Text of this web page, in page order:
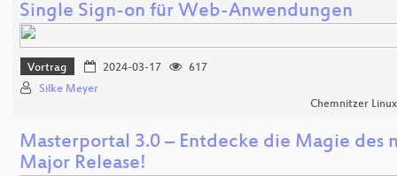
Single Sign-on für Web-Anwendungen
Vortrag 2024-03-17
617
Silke Meyer
Chemnitzer
Masterportal 3.0 – Entdecke die Magie des
Major Release!